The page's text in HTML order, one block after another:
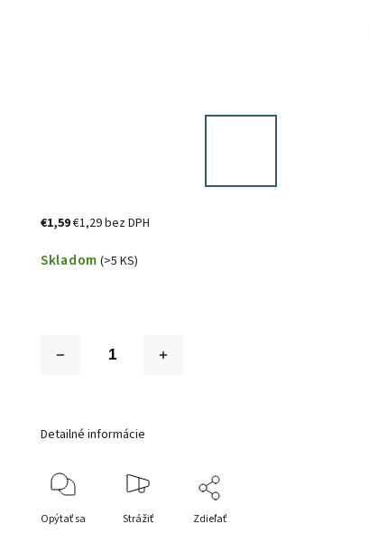
€1,59€1,29 bez DPH
Skladom (>5 KS)
Detailné informácie
Opýtať sa Strážiť Zdieľať